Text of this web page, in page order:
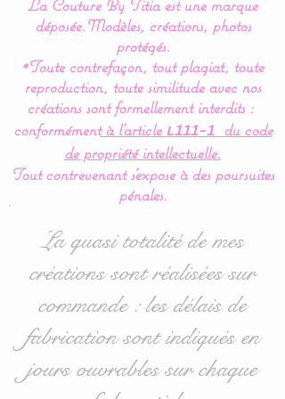
Nos modèles de turbulette,
gigoteuse sont
entièrement réalisés en
coton Bio (Made in France)
pour en faire un vrai nid
douillé et confortable.
être de bébé,la gigoteuse
est entièrement doublée de
ouatine ce qui lui donne un
moelleux idéal.
Cette turbulette gigoteuse
se ferme à l’aide d’une
La Couture By Titia est une marque
déposée.Modèles, créations, photos
protégés.
*Toute contrefaçon, tout plagiat, toute
reproduction, toute similitude avec nos
créations sont formellement interdits :
conformémentà l’article L111-1
du code
de propriété intellectuelle.
Tout contrevenant s'expose à des poursuites
pénales.
La quasi totalité de mes
créations sont réalisées sur
commande : les délais de
fabrication sont indiqués en
jours ouvrables sur chaque